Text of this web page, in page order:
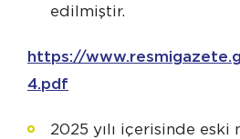
edilmiştir.
https://
4.pdf
2025 yılı içerisinde eski